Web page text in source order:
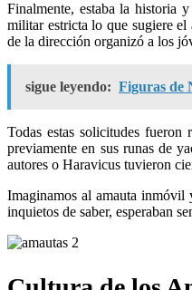
Finalmente, estaba la historia
militar estricta lo que sugiere el
de la dirección organizó a los
sigue leyendo: Figuras de
Todas estas solicitudes fueron
previamente en sus runas de
autores o Haravicus tuvieron
Imaginamos al amauta inmóvil
inquietos de saber, esperaban